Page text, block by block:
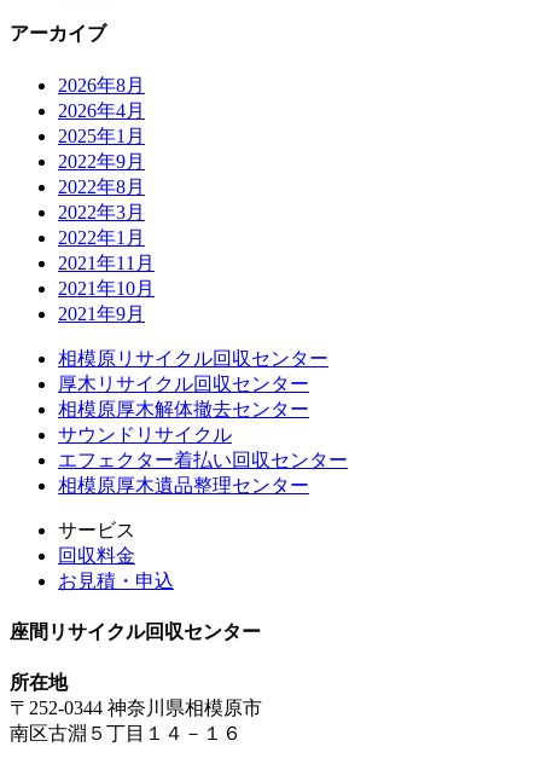
アーカイブ
2026年8月
2026年4月
2025年1月
2022年9月
2022年8月
2022年3月
2022年1月
2021年11月
2021年10月
2021年9月
相模原リサイクル回収センター
厚木リサイクル回収センター
相模原厚木解体撤去センター
サウンドリサイクル
エフェクター着払い回収センター
相模原厚木遺品整理センター
サービス
回収料金
お見積・申込
座間リサイクル回収センター
所在地
〒252-0344 神奈川県相模原市
南区古淵５丁目１４－１６